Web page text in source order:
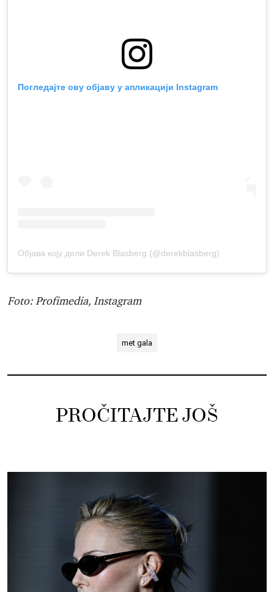
Погледајте ову објаву у апликацији Instagram
Објава коју дели Derek Blasberg (@derekblasberg)
Foto: Profimedia, Instagram
met gala
PROČITAJTE JOŠ